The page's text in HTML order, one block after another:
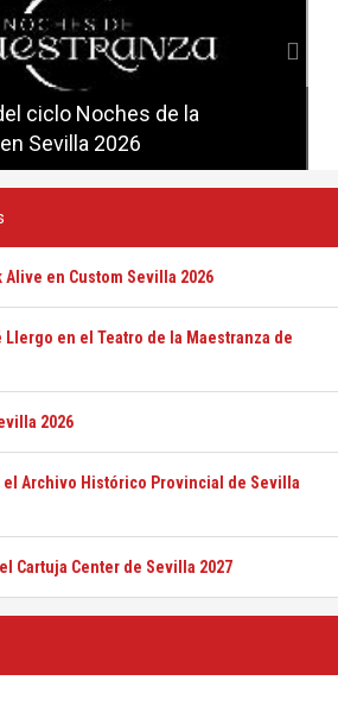
ciclo Noches de la
Sevilla 2026
ciclo Candlelight en
Alive en Custom Sevilla 2026
en el Teatro de la Maestranza de
2026
el Archivo Histórico Provincial de Sevilla
Cartuja Center de Sevilla 2027